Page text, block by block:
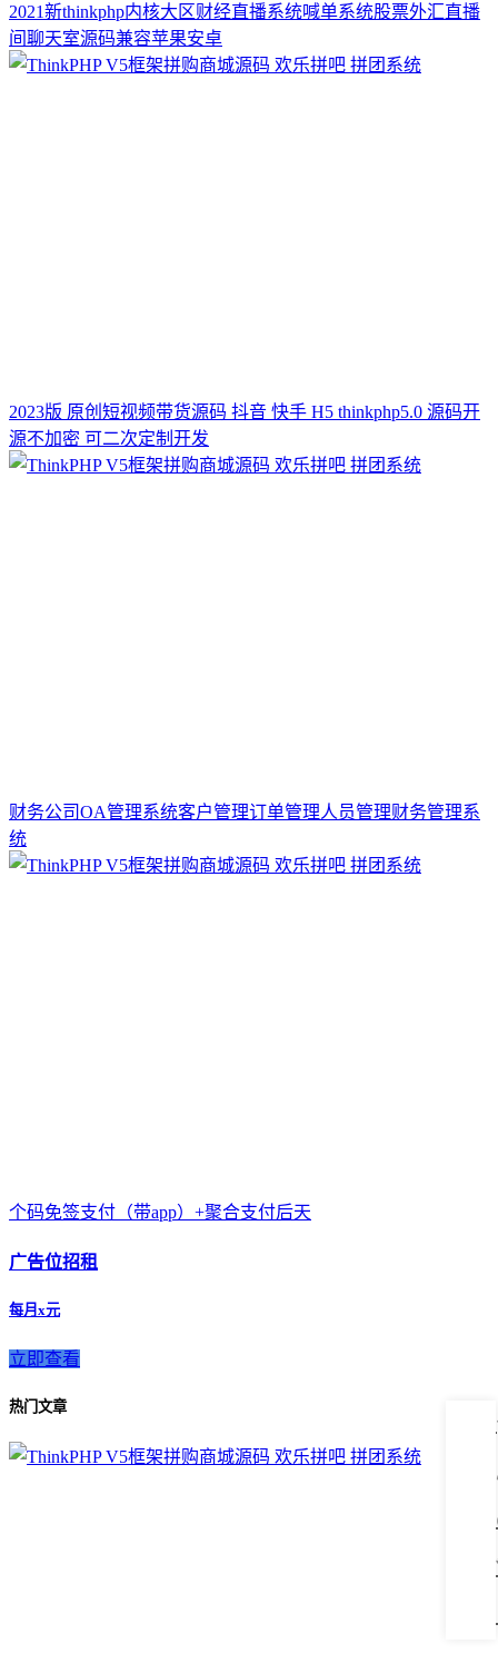
2021新thinkphp内核大区财经直播系统喊单系统股票外汇直播
间聊天室源码兼容苹果安卓
2023版 原创短视频带货源码 抖音 快手 H5 thinkphp5.0 源码开
源不加密 可二次定制开发
财务公司OA管理系统客户管理订单管理人员管理财务管理系
统
个码免签支付（带app）+聚合支付后天
广告位招租
每月x元
立即查看
热门文章